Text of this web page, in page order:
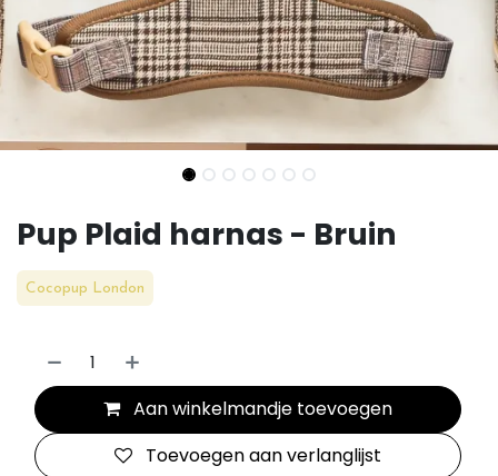
Pup Plaid harnas - Bruin
Cocopup London
Aan winkelmandje toevoegen
Toevoegen aan verlanglijst